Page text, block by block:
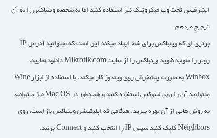
اینترفیس تحت وب میکروتیک نیز استفاده کنید اما به شخصه وینباکس را به آن
ترجیح میدهم.
برتری ای که وینباکس برای شما ایجاد میکند این است که میتوانید آدرس IP
روتر را متوجه شوید وینباکس را از سایت Mikrotik.com دانلود نمایید.
Winbox به صورت پیشفرض روی ویندوز کار میکند. با استفاده از ابزار Wine
میتوانید آن را روی لینوکس استفاده کنید و همینطور در Mac OS نیز میتوانید
به روش هایی از آن بهره ببرید. هنگامی که اپلیکیشن وینباکس باز است، روی
Neighbors کلیک کنید سپس IP را انتخاب کنید و Connect بزنید.